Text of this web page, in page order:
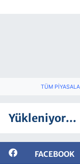
TÜM
Yükleniyor...
FACEBOOK